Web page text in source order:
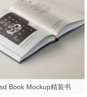
Book Mockup精装书